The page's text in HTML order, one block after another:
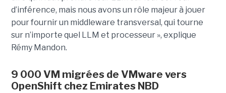
d’inférence, mais nous avons un rôle majeur à jouer
pour fournir un middleware transversal, qui tourne
sur n’importe quel LLM et processeur », explique
Rémy Mandon.
9 000 VM migrées de VMware vers
OpenShift chez Emirates NBD